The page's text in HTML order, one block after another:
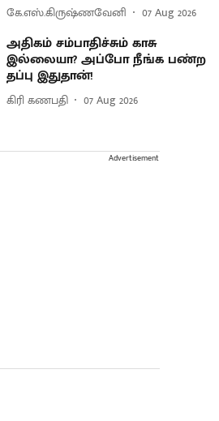
கே.எஸ்.கிருஷ்ணவேனி 07 Aug 2026
அதிகம் சம்பாதிச்சும் காசு
இல்லையா? அப்போ நீங்க பண்ற
தப்பு இதுதான்!
கிரி கணபதி 07 Aug 2026
Advertisement